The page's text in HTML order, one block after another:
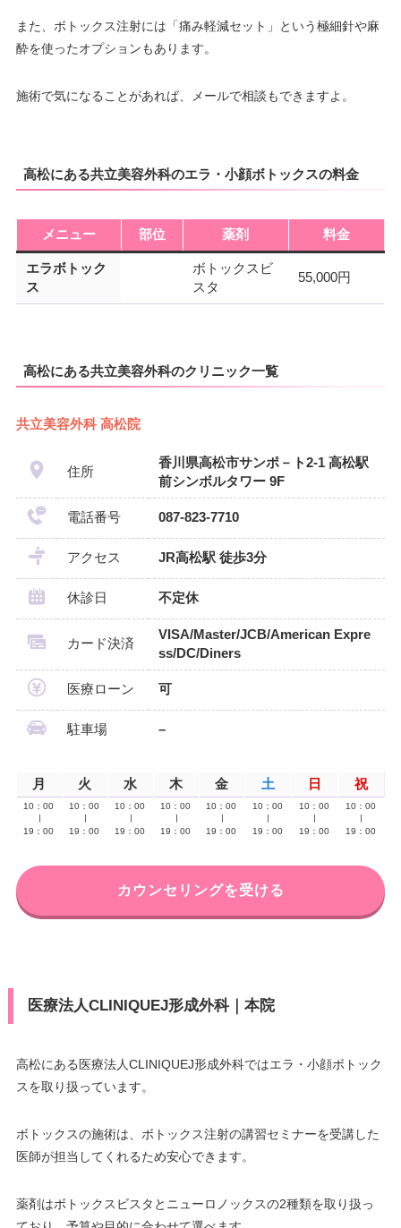
また、ボトックス注射には「痛み軽減セット」という極細針や麻
酔を使ったオプションもあります。
施術で気になることがあれば、メールで相談もできますよ。
高松にある共立美容外科のエラ・小顔ボトックスの料金
メニュー 部位 薬剤 料金
エラボトック
ス
ボトックスビ
スタ
55,000円
高松にある共立美容外科のクリニック一覧
共立美容外科 高松院
住所
香川県高松市サンポ－ト2-1 高松駅
前シンボルタワー 9F
電話番号 087-823-7710
アクセス JR高松駅 徒歩3分
休診日 不定休
カード決済
VISA/Master/JCB/American Expre
ss/DC/Diners
医療ローン 可
駐車場 –
月 火 水 木 金 土 日 祝
10：00
19：00
10：00
19：00
10：00
19：00
10：00
19：00
10：00
19：00
10：00
19：00
10：00
19：00
10：00
19：00
カウンセリングを受ける
医療法人CLINIQUEJ形成外科｜本院
高松にある医療法人CLINIQUEJ形成外科ではエラ・小顔ボトック
スを取り扱っています。
ボトックスの施術は、ボトックス注射の講習セミナーを受講した
医師が担当してくれるため安心できます。
薬剤はボトックスビスタとニューロノックスの2種類を取り扱っ